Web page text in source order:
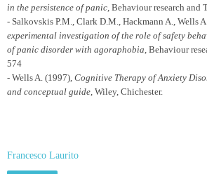
in the persistence of panic, Behaviour research and
- Salkovskis P.M., Clark D.M., Hackmann A., Wells
experimental investigation of the role of safety
of panic disorder with agoraphobia, Behaviour
574
- Wells A. (1997), Cognitive Therapy of Anxiety
and conceptual guide, Wiley, Chichester.
Francesco Laurito